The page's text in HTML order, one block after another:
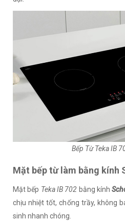
Bếp Từ Teka IB
Mặt bếp từ làm bằng kính
Mặt bếp Teka IB 702 bằng kính
chịu nhiệt tốt, chống trầy, không
sinh nhanh chóng.